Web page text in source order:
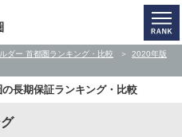
ダー 首都圏ランキング・比較
2020年版
の長期保証ランキング・比較